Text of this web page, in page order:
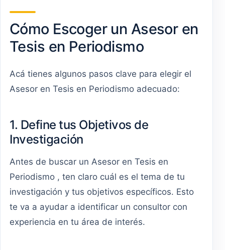
Cómo Escoger un Asesor en
Tesis en Periodismo
Acá tienes algunos pasos clave para elegir el
Asesor en Tesis en Periodismo adecuado:
1. Define tus Objetivos de
Investigación
Antes de buscar un Asesor en Tesis en
Periodismo , ten claro cuál es el tema de tu
investigación y tus objetivos específicos. Esto
te va a ayudar a identificar un consultor con
experiencia en tu área de interés.